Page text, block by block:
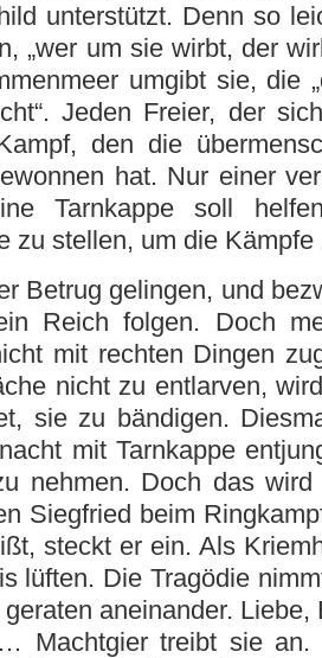
unterstützt. Denn so
„wer um sie wirbt, der
umgibt sie, die
Jeden Freier, der
den die
hat. Nur einer
Tarnkappe soll
zu stellen, um die
Betrug gelingen, und
Reich folgen. Doch
mit rechten Dingen
nicht zu entlarven,
sie zu bändigen.
mit Tarnkappe
nehmen. Doch das
Siegfried beim
steckt er ein. Als
lüften. Die Tragödie
aneinander.
Machtgier treibt sie an.